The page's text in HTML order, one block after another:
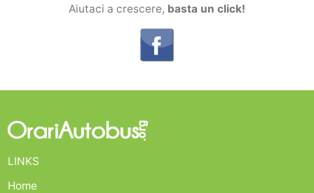
Aiutaci a crescere, basta un click!
LINKS
Home